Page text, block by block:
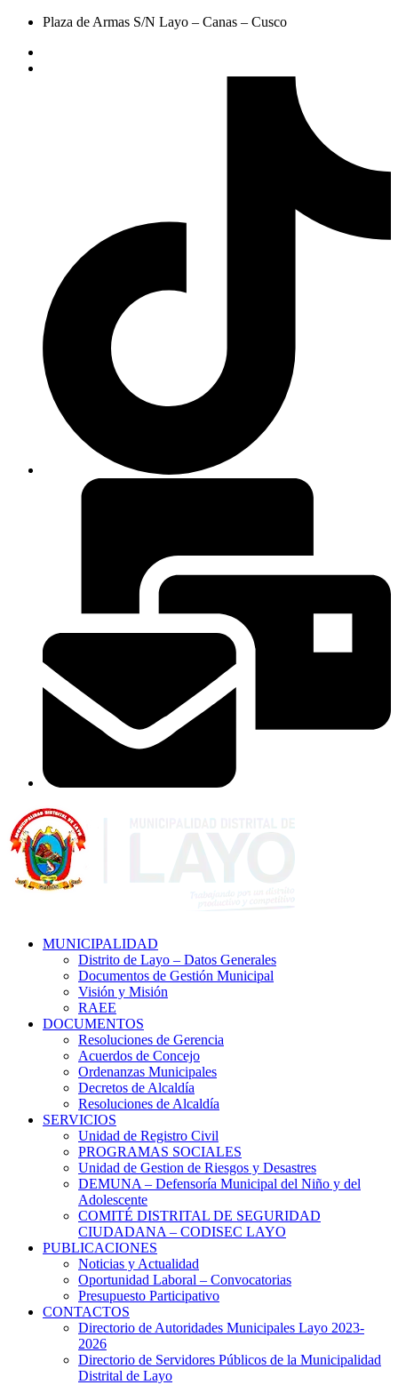
Plaza de Armas S/N Layo – Canas – Cusco
MUNICIPALIDAD
Distrito de Layo – Datos Generales
Documentos de Gestión Municipal
Visión y Misión
RAEE
DOCUMENTOS
Resoluciones de Gerencia
Acuerdos de Concejo
Ordenanzas Municipales
Decretos de Alcaldía
Resoluciones de Alcaldía
SERVICIOS
Unidad de Registro Civil
PROGRAMAS SOCIALES
Unidad de Gestion de Riesgos y Desastres
DEMUNA – Defensoría Municipal del Niño y del
Adolescente
COMITÉ DISTRITAL DE SEGURIDAD
CIUDADANA – CODISEC LAYO
PUBLICACIONES
Noticias y Actualidad
Oportunidad Laboral – Convocatorias
Presupuesto Participativo
CONTACTOS
Directorio de Autoridades Municipales Layo 2023-
2026
Directorio de Servidores Públicos de la Municipalidad
Distrital de Layo